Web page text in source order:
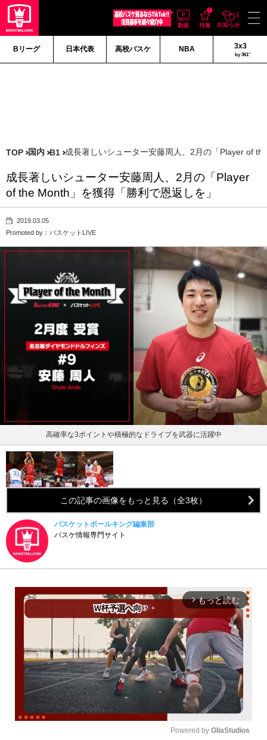
Bリーグ 日本代表 高校バスケ NBA 3x3
by 361°
TOP 国内 B1 成長著しいシューター安藤周人、2月の「Player of
成長著しいシューター安藤周人、2月の「Player
of the Month」を獲得「勝利で恩返しを」
2019.03.05
Promoted by：バスケットLIVE
高確率な3ポイントや積極的なドライブを武器に活躍中
この記事の画像をもっと見る（全3枚）
バスケットボールキング編集部
バスケ情報専門サイト
arrow_forward_ios もっと読む
Powered by GliaStudios